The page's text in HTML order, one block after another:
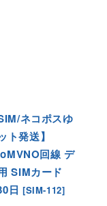
ネコポスゆ
ト発送】
回線 デ
SIMカード
日 [SIM-112]